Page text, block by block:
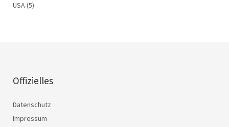
USA(5)
Offizielles
Datenschutz
Impressum